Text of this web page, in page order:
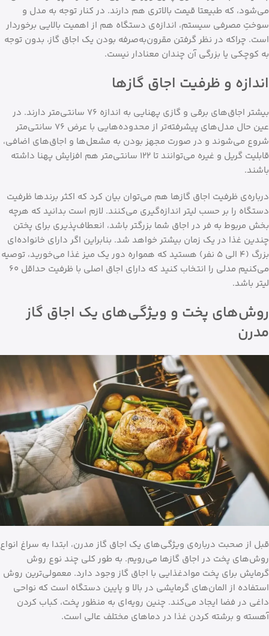
می‌شود، که طبیعتا قیمت بالاتری هم دارند. در کنار توجه به مدل و
سوختِ مصرفی سیستم، اندازه‌ی دستگاه هم از اهمیت بالایی برخوردار
است. چراکه در نظر گرفتن مقرون‌به‌صرفه بودن یک اجاق گاز، بدون توجه
به کوچکی یا بزرگی آن چندان معنادار نیست.
اندازه و ظرفیت اجاق گازها
بیشتر اجاق‌های برقی و گازی پهنایی به اندازه ۷۶ سانتی‌متر دارند. در
عین حال مدل‌های پیشرفته‌تر از محدوده‌هایی با عرض ۷۶ سانتی‌متر
شروع می‌شوند و در صورت مجهز بودن به مشعل‌ها و اجاق‌های اضافی،
قابلیت گریل و غیره می‌توانند تا ۱۲۲ سانتی‌متر هم افزایش پهنا داشته
باشند.
درباره‌ی ظرفیت اجاق گازها هم می‌توان بیان کرد که اکثر برندها ظرفیت
دستگاه را بر حسب لیتر اندازه‌گیری می‌کنند. لازم است بدانید که هرچه
بخش مربوط به فر در اجاق شما بزرگتر باشد، انعطاف‌پذیری برای پختن
چندین غذا در یک زمان بیشتر خواهد شد. بنابراین اگر دارای خانواده‌ای
بزرگ (۴ الی ۵ نفر) هستید که همواره دور یک میز غذا می‌خورید، توصیه
می‌کنیم مدلی را انتخاب کنید که دارای اجاق اصلی با ظرفیت حداقل ۶۰
لیتر باشد.
روش‌های پخت و ویژگی‌های یک اجاق گاز
مدرن
قبل از صحبت درباره‌ی ویژگی‌های یک اجاق گاز مدرن، ابتدا به سراغ انواع
روش‌های پخت در اجاق گازها می‌رویم. به طور کلی چند نوع روش
گرمایش برای پخت موادغذایی با اجاق گاز وجود دارد. معمولی‌ترین روش
استفاده از المان‌های گرمایشی در بالا و پایین دستگاه است که نواحی
داغی در فضا ایجاد می‌کند. چنین رویه‌ای به منظور پخت، کباب کردن
آهسته و برشته کردن غذا در دماهای مختلف عالی است.